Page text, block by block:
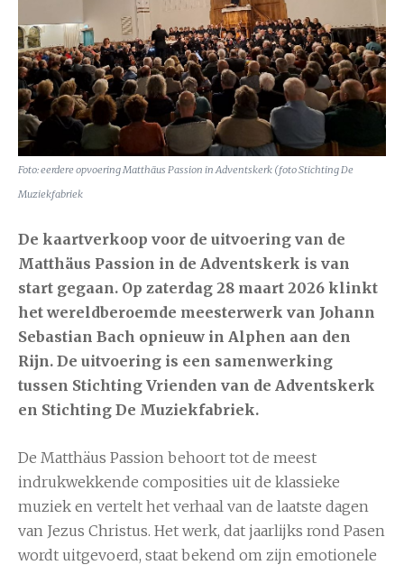
Foto: eerdere opvoering Matthäus Passion in Adventskerk (foto Stichting De
Muziekfabriek
De kaartverkoop voor de uitvoering van de
Matthäus Passion in de Adventskerk is van
start gegaan. Op zaterdag 28 maart 2026 klinkt
het wereldberoemde meesterwerk van Johann
Sebastian Bach opnieuw in Alphen aan den
Rijn. De uitvoering is een samenwerking
tussen Stichting Vrienden van de Adventskerk
en Stichting De Muziekfabriek.
De Matthäus Passion behoort tot de meest
indrukwekkende composities uit de klassieke
muziek en vertelt het verhaal van de laatste dagen
van Jezus Christus. Het werk, dat jaarlijks rond Pasen
wordt uitgevoerd, staat bekend om zijn emotionele